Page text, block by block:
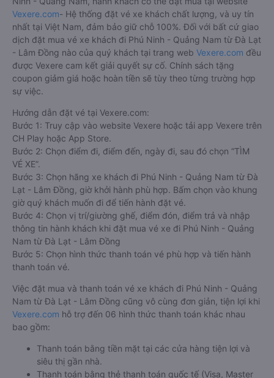
Vexere.com- Hệ thống đặt vé xe khách chất lượng, và uy tín
nhất tại Việt Nam, đảm bảo giữ chỗ 100%. Đối với bất cứ giao
dịch đặt mua vé xe khách đi Phú Ninh - Quảng Nam từ Đà Lạt
- Lâm Đồng nào của quý khách tại trang web Vexere.com đều
được Vexere cam kết giải quyết sự cố. Chính sách tặng
coupon giảm giá hoặc hoàn tiền sẽ tùy theo từng trường hợp
sự việc.
Hướng dẫn đặt vé tại Vexere.com:
Bước 1: Truy cập vào website Vexere hoặc tải app Vexere trên
CH Play hoặc App Store.
Bước 2: Chọn điểm đi, điểm đến, ngày đi, sau đó chọn “TÌM
VÉ XE”.
Bước 3: Chọn hãng xe khách đi Phú Ninh - Quảng Nam từ Đà
Lạt - Lâm Đồng, giờ khởi hành phù hợp. Bấm chọn vào khung
giờ quý khách muốn đi để tiến hành đặt vé.
Bước 4: Chọn vị trí/giường ghế, điểm đón, điểm trả và nhập
thông tin hành khách khi đặt mua vé xe đi Phú Ninh - Quảng
Nam từ Đà Lạt - Lâm Đồng
Bước 5: Chọn hình thức thanh toán vé phù hợp và tiến hành
thanh toán vé.
Việc đặt mua và thanh toán vé xe khách đi Phú Ninh - Quảng
Nam từ Đà Lạt - Lâm Đồng cũng vô cùng đơn giản, tiện lợi khi
Vexere.com hỗ trợ đến 06 hình thức thanh toán khác nhau
bao gồm:
Thanh toán bằng tiền mặt tại các cửa hàng tiện lợi và
siêu thị gần nhà.
Thanh toán bằng thẻ thanh toán quốc tế (Visa, Master